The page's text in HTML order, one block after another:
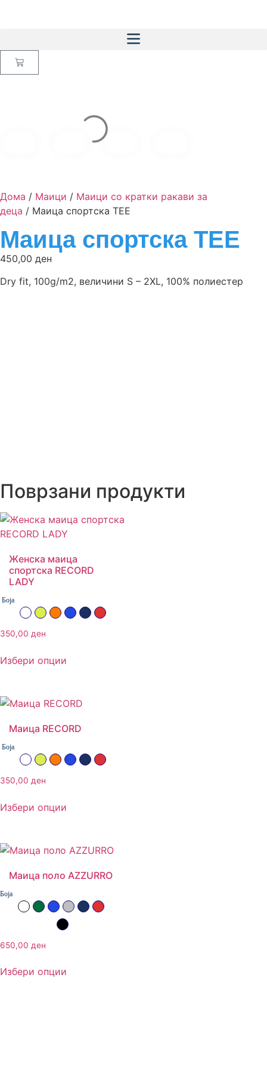
Дома / Маици / Маици со кратки ракави за
деца / Маица спортска TEE
Маица спортска TEE
450,00 ден
Dry fit, 100g/m2, величини S – 2XL, 100% полиестер
Поврзани продукти
Женска маица
спортска RECORD
LADY
Боја
БелаНеон жолта
Портокалова
Ројал сина
ТегетЦрвена
350,00 ден
Избери опции
Маица RECORD
Боја
БелаНеон жолта
Портокалова
Ројал сина
ТегетЦрвена
350,00 ден
Избери опции
Маица поло AZZURRO
Боја
БелаЗеленаРојал сина
СиваТегетЦрвена
Црна
650,00 ден
Избери опции